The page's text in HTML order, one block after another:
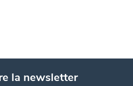
la newsletter